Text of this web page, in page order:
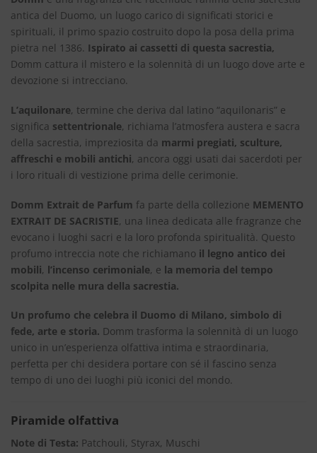
antica del Duomo, un luogo carico di significati storici e
spirituali, il primo spazio costruito dopo la posa della prima
pietra nel 1386. Ispirato ai cassetti di questa sacrestia,
Domm cattura il mistero e la solennità di un luogo dove arte e
devozione si intrecciano.
L’aquilonare, termine che deriva dal latino “aquilonaris” e
significa settentrionale, richiama l’atmosfera austera e sacra
della sacrestia, impreziosita da marmi pregiati, sculture,
affreschi e mobili antichi, ancora oggi usati dai sacerdoti per
i loro rituali di vestizione prima delle cerimonie.
Domm Extrait de Parfum fa parte della collezione MEMENTO
EXTRAIT DE SACRISTIE, una linea dedicata alle fragranze che
evocano i luoghi sacri e la loro profonda spiritualità. Questo
profumo intreccia note che richiamano il legno antico dei
mobili, l’incenso cerimoniale, e la memoria del tempo
scolpita nelle mura della sacrestia.
Un profumo che celebra il Duomo di Milano, simbolo di
fede, arte e storia. Domm trasforma la solennità di un luogo
unico in un’esperienza olfattiva intima e straordinaria,
perfetta per chi desidera portare con sé il fascino senza
tempo di uno dei luoghi più iconici del mondo.
Piramide olfattiva
Note di Testa: Patchouli, Styrax, Muschi